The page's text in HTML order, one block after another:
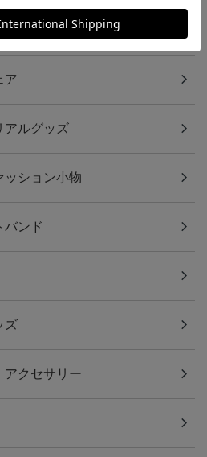
ア
アルグッズ
ッション小物
バンド
ズ
アクセサリー